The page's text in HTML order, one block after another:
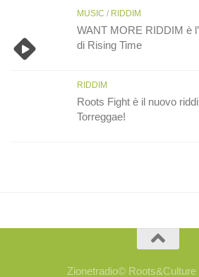
MUSIC / RIDDIM
WANT MORE RIDDIM è
di Rising Time
RIDDIM
Roots Fight è il nuovo
Torreggae!
Zionetradio© Roots&Culture